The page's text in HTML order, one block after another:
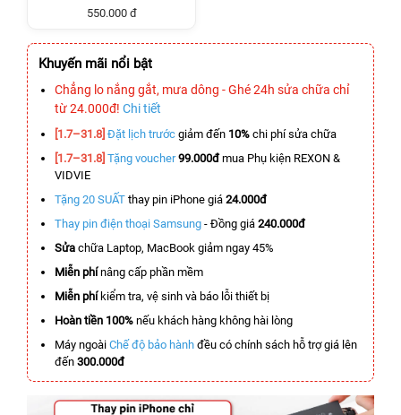
550.000 đ
Khuyến mãi nổi bật
Chẳng lo nắng gắt, mưa dông - Ghé 24h sửa chữa chỉ
từ 24.000đ! Chi tiết
[1.7–31.8] Đặt lịch trước giảm đến 10% chi phí sửa chữa
[1.7–31.8] Tặng voucher 99.000đmua Phụ kiện REXON &
VIDVIE
Tặng 20 SUẤT thay pin iPhone giá 24.000đ
Thay pin điện thoại Samsung - Đồng giá 240.000đ
Sửa chữa Laptop, MacBook giảm ngay 45%
Miễn phínâng cấp phần mềm
Miễn phíkiểm tra, vệ sinh và báo lỗi thiết bị
Hoàn tiền 100% nếu khách hàng không hài lòng
Máy ngoài Chế độ bảo hành đều có chính sách hỗ trợ giá lên
đến 300.000đ